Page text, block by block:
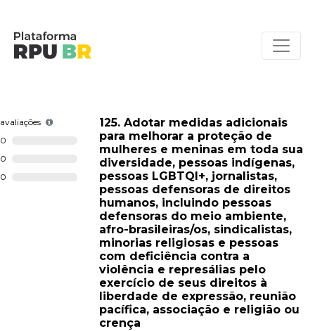
avaliações
0
0
0
125. Adotar medidas adicionais
para melhorar a proteção de
mulheres e meninas em toda sua
diversidade, pessoas indígenas,
pessoas LGBTQI+, jornalistas,
pessoas defensoras de direitos
humanos, incluindo pessoas
defensoras do meio ambiente,
afro-brasileiras/os, sindicalistas,
minorias religiosas e pessoas
com deficiência contra a
violência e represálias pelo
exercício de seus direitos à
liberdade de expressão, reunião
pacífica, associação e religião ou
crença